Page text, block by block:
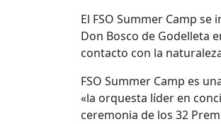
El FSO Summer Camp se
Don Bosco de Godelleta
contacto con la
FSO Summer Camp es
«la orquesta líder en
ceremonia de los 32